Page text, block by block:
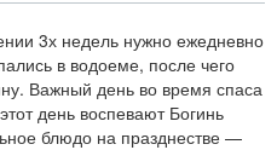
3х недель нужно ежедневно
в водоеме, после чего
Важный день во время спаса
день воспевают Богинь
блюдо на празднестве —